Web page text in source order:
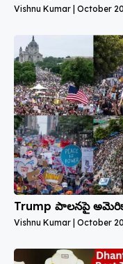
Vishnu Kumar October
Trump పాలనపై అమెరికా
Vishnu Kumar October